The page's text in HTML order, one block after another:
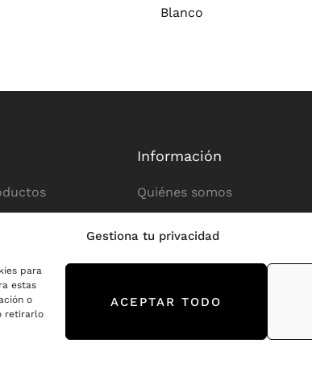
Gestiona tu privacidad
para
estas
o
retirarlo
ACEPTAR TODO
Blanco
tatuajes
Información
Quiénes somos
de autor © 2022 – 2025MED.TATTOO